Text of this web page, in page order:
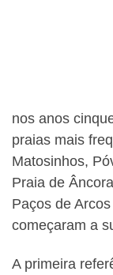
nos anos
praias mais
Matosinhos,
Praia de
Paços de
começaram a
A primeira